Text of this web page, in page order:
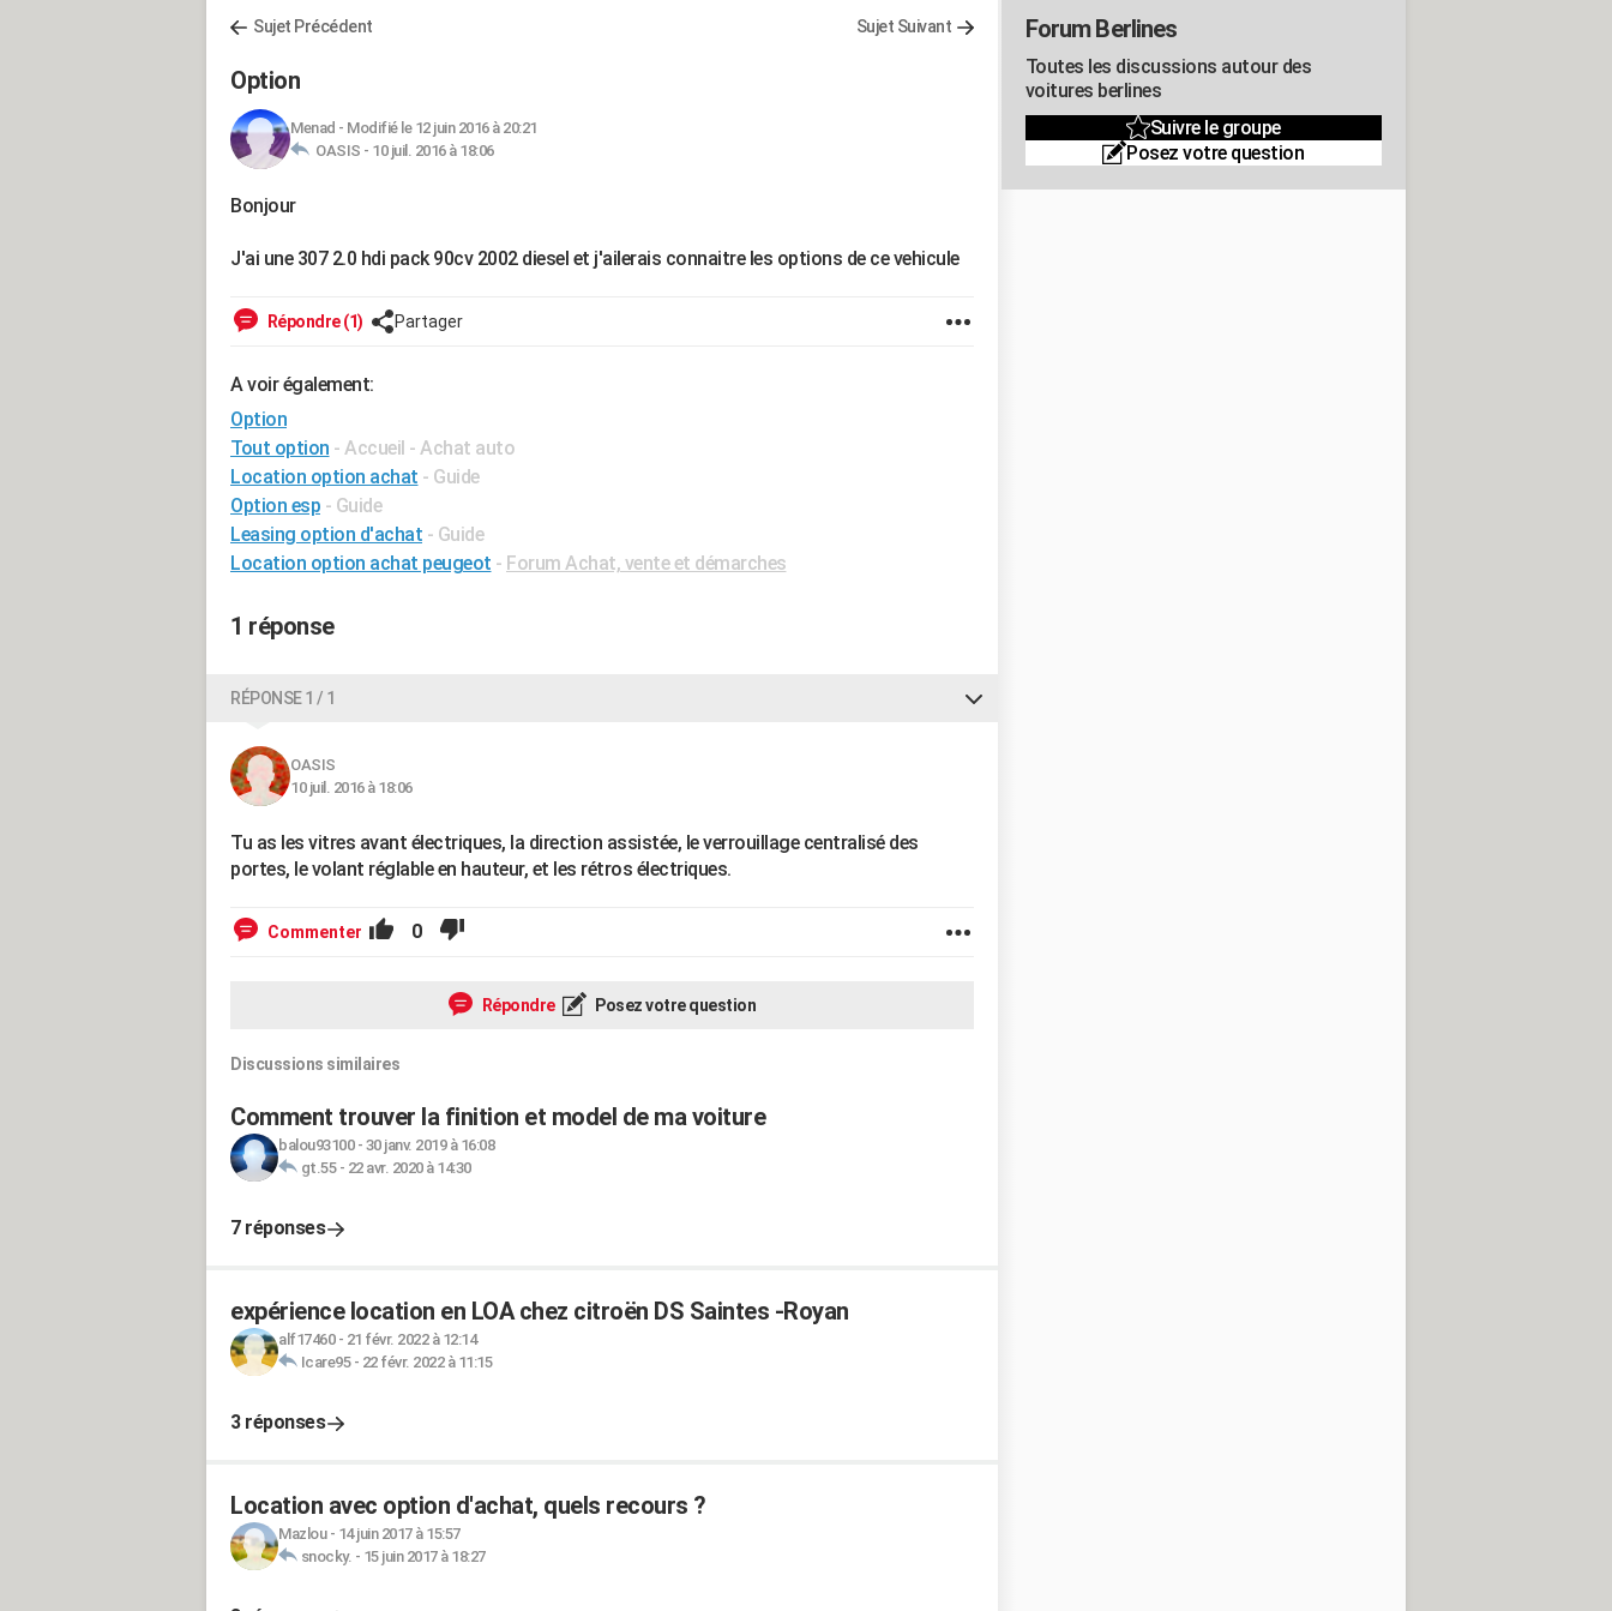
Sujet Précédent Sujet Suivant
Option
Menad - Modifié le 12 juin 2016 à 20:21
OASIS - 10 juil. 2016 à 18:06
Bonjour
J'ai une 307 2.0 hdi pack 90cv 2002 diesel et j'ailerais connaitre les options de ce vehicule
Répondre (1) Partager
A voir également:
Option
Tout option - Accueil - Achat auto
Location option achat - Guide
Option esp - Guide
Leasing option d'achat - Guide
Location option achat peugeot - Forum Achat, vente et démarches
1 réponse
RÉPONSE 1 / 1
OASIS
10 juil. 2016 à 18:06
Tu as les vitres avant électriques, la direction assistée, le verrouillage centralisé des
portes, le volant réglable en hauteur, et les rétros électriques.
Commenter 0
Répondre Posez votre question
Discussions similaires
Comment trouver la finition et model de ma voiture
balou93100- 30 janv. 2019 à 16:08
gt.55- 22 avr. 2020 à 14:30
7 réponses
expérience location en LOA chez citroën DS Saintes -Royan
alf17460- 21 févr. 2022 à 12:14
Icare95- 22 févr. 2022 à 11:15
3 réponses
Location avec option d'achat, quels recours ?
Mazlou- 14 juin 2017 à 15:57
snocky. - 15 juin 2017 à 18:27
Forum Berlines
Toutes les discussions autour des
voitures berlines
Suivre le groupe
Posez votre question